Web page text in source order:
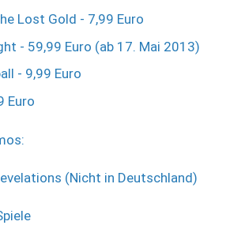
Lost Gold - 7,99 Euro
- 59,99 Euro (ab 17. Mai 2013)
- 9,99 Euro
Euro
(Nicht in Deutschland)